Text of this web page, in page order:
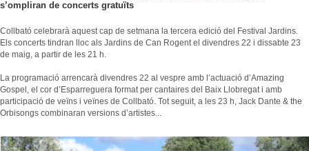
s’ompliran de concerts gratuïts
Collbató celebrarà aquest cap de setmana la tercera edició del Festival Jardins.
Els concerts tindran lloc als Jardins de Can Rogent el divendres 22 i dissabte 23
de maig, a partir de les 21 h.
La programació arrencarà divendres 22 al vespre amb l’actuació d’Amazing
Gospel, el cor d’Esparreguera format per cantaires del Baix Llobregat i amb
participació de veïns i veïnes de Collbató. Tot seguit, a les 23 h, Jack Dante & the
Orbisongs combinaran versions d’artistes...